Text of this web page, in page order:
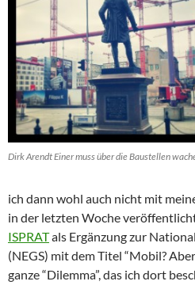
Dirk Arendt Einer muss über die Baustellen
ich dann wohl auch nicht mit
in der letzten Woche
ISPRATals Ergänzung zur
(NEGS) mit dem Titel “Mobil?
ganze “Dilemma”, das ich dort